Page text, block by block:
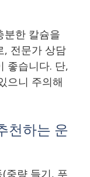
분한 칼슘을
, 전문가 상담
좋습니다. 단,
으니 주의해
천하는 운
중량 들기, 푸